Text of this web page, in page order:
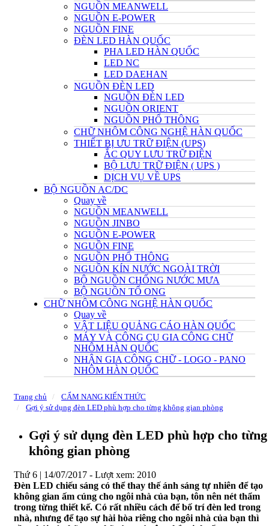
NGUỒN MEANWELL
NGUỒN E-POWER
NGUỒN FINE
ĐÈN LED HÀN QUỐC
PHA LED HÀN QUỐC
LED NC
LED DAEHAN
NGUỒN ĐÈN LED
NGUỒN ĐÈN LED
NGUỒN ORIENT
NGUỒN PHỔ THÔNG
CHỮ NHÔM CÔNG NGHỆ HÀN QUỐC
THIẾT BỊ ƯU TRỮ ĐIỆN (UPS)
ẮC QUY LƯU TRỮ ĐIỆN
BỘ LƯU TRỮ ĐIỆN ( UPS )
DỊCH VỤ VỀ UPS
BỘ NGUỒN AC/DC
Quay về
NGUỒN MEANWELL
NGUỒN JINBO
NGUỒN E-POWER
NGUỒN FINE
NGUỒN PHỔ THÔNG
NGUỒN KÍN NƯỚC NGOÀI TRỜI
BỘ NGUỒN CHỐNG NƯỚC MƯA
BỘ NGUỒN TỔ ONG
CHỮ NHÔM CÔNG NGHỆ HÀN QUỐC
Quay về
VẬT LIỆU QUẢNG CÁO HÀN QUỐC
MÁY VÀ CÔNG CỤ GIA CÔNG CHỮ
NHÔM HÀN QUỐC
NHẬN GIA CÔNG CHỮ - LOGO - PANO
NHÔM HÀN QUỐC
Trang chủ
CẨM NANG KIẾN THỨC
Gợi ý sử dụng đèn LED phù hợp cho từng không gian phòng
Gợi ý sử dụng đèn LED phù hợp cho từng
không gian phòng
Thứ 6 | 14/07/2017 - Lượt xem: 2010
Đèn LED chiếu sáng có thể thay thế ánh sáng tự nhiên để tạo
không gian ấm cúng cho ngôi nhà của bạn, tôn nên nét thẩm
trong từng thiết kế. Có rất nhiều cách để bố trí đèn led trong
nhà, nhưng để tạo sự hài hòa riêng cho ngôi nhà của bạn thì